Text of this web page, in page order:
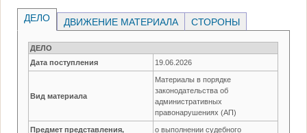
ДЕЛО ДВИЖЕНИЕ МАТЕРИАЛА СТОРОНЫ
ДЕЛО
Дата поступления
19.06.2026
Вид материала
Материалы в порядке
законодательства об
административных
правонарушениях (АП)
Предмет представления,
о выполнении судебного